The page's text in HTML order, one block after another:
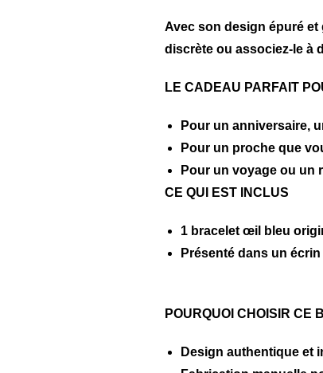
Avec son design épuré et
discrète ou associez-le à
LE CADEAU PARFAIT
Pour un anniversaire,
Pour un proche que
Pour un voyage ou un
CE QUI EST INCLUS
1 bracelet œil bleu
Présenté dans un
POURQUOI CHOISIR CE
Design authentique et